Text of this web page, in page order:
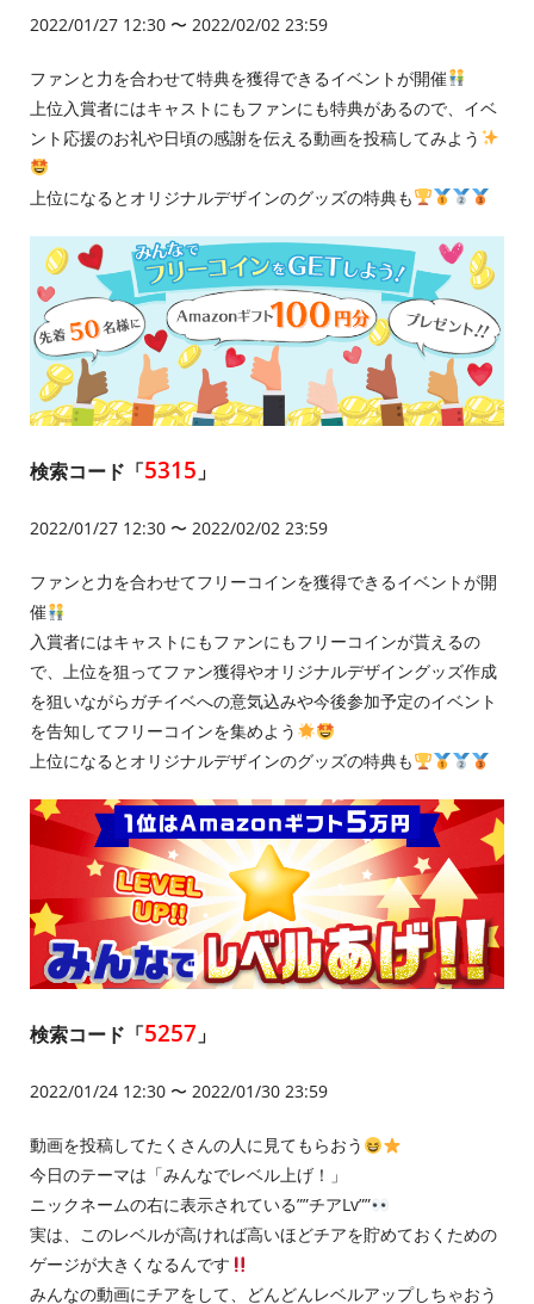
2022/01/27 12:30 〜 2022/02/02 23:59
ファンと力を合わせて特典を獲得できるイベントが開催
上位入賞者にはキャストにもファンにも特典があるので、イベ
ント応援のお礼や日頃の感謝を伝える動画を投稿してみよう
上位になるとオリジナルデザインのグッズの特典も
検索コード「5315 」
2022/01/27 12:30 〜 2022/02/02 23:59
ファンと力を合わせてフリーコインを獲得できるイベントが開
催
入賞者にはキャストにもファンにもフリーコインが貰えるの
で、上位を狙ってファン獲得やオリジナルデザイングッズ作成
を狙いながらガチイベへの意気込みや今後参加予定のイベント
を告知してフリーコインを集めよう
上位になるとオリジナルデザインのグッズの特典も
検索コード「5257 」
2022/01/24 12:30 〜 2022/01/30 23:59
動画を投稿してたくさんの人に見てもらおう
今日のテーマは「みんなでレベル上げ！」
ニックネームの右に表示されている””チアLv””
実は、このレベルが高ければ高いほどチアを貯めておくための
ゲージが大きくなるんです
みんなの動画にチアをして、どんどんレベルアップしちゃおう